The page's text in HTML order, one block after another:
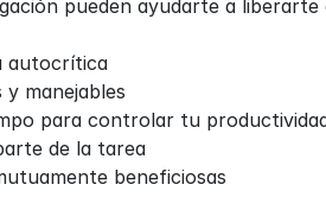
pueden ayudarte a
autocrítica
y manejables
para controlar tu
de la tarea
beneficiosas